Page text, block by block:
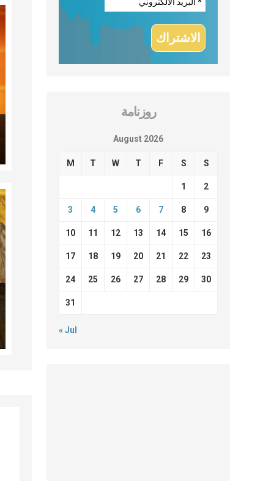
روزنامة
August 2026
M T W T F S S
1 2
3 4 5 6 7 8 9
10 11 12 13 14 15 16
17 18 19 20 21 22 23
24 25 26 27 28 29 30
31
« Jul